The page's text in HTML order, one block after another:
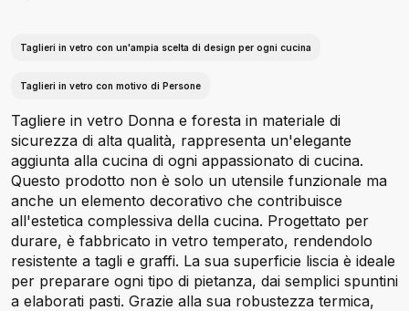
Taglieri in vetro con un'ampia scelta di design per ogni cucina
Taglieri in vetro con motivo di Persone
Tagliere in vetro Donna e foresta in materiale di
sicurezza di alta qualità, rappresenta un'elegante
aggiunta alla cucina di ogni appassionato di cucina.
Questo prodotto non è solo un utensile funzionale ma
anche un elemento decorativo che contribuisce
all'estetica complessiva della cucina. Progettato per
durare, è fabbricato in vetro temperato, rendendolo
resistente a tagli e graffi. La sua superficie liscia è ideale
per preparare ogni tipo di pietanza, dai semplici spuntini
a elaborati pasti. Grazie alla sua robustezza termica,